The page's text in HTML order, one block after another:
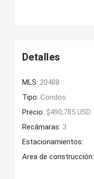
Detalles
MLS: 20488
Tipo: Condos
Precio: $490,785 USD
Recámaras: 3
Estacionamientos:
Area de construcción: